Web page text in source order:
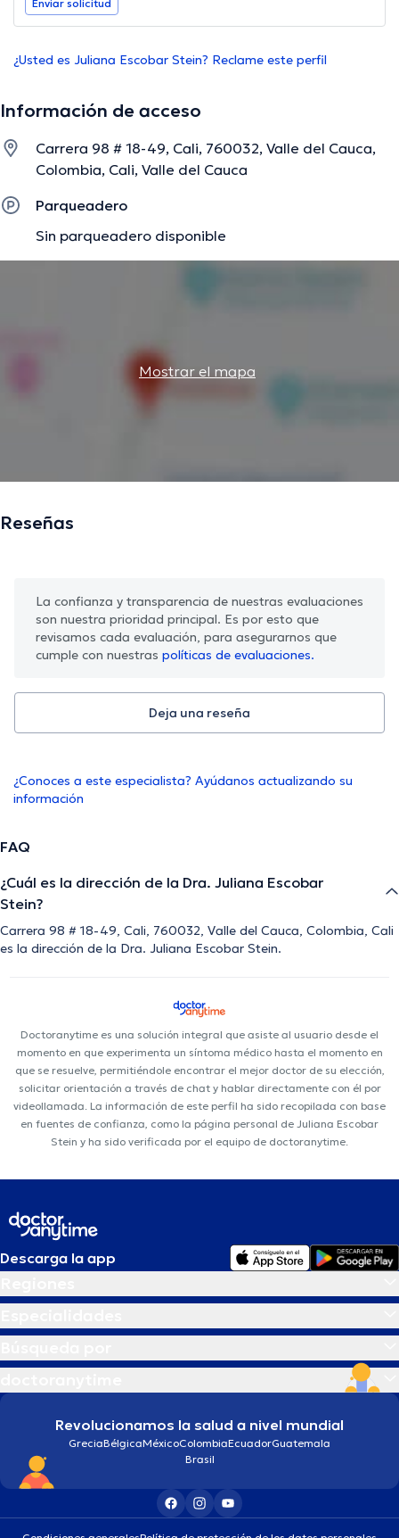
Enviar solicitud
¿Usted es Juliana Escobar Stein? Reclame este perfil
Información de acceso
Carrera 98 # 18-49, Cali, 760032, Valle del Cauca,
Colombia, Cali, Valle del Cauca
Parqueadero
Sin parqueadero disponible
Mostrar el mapa
Reseñas
La confianza y transparencia de nuestras evaluaciones
son nuestra prioridad principal. Es por esto que
revisamos cada evaluación, para asegurarnos que
cumple con nuestras políticas de evaluaciones.
Deja una reseña
¿Conoces a este especialista? Ayúdanos actualizando su
información
FAQ
¿Cuál es la dirección de la Dra. Juliana Escobar
Stein?
Carrera 98 # 18-49, Cali, 760032, Valle del Cauca, Colombia, Cali
es la dirección de la Dra. Juliana Escobar Stein.
Doctoranytime es una solución integral que asiste al usuario desde el
momento en que experimenta un síntoma médico hasta el momento en
que se resuelve, permitiéndole encontrar el mejor doctor de su elección,
solicitar orientación a través de chat y hablar directamente con él por
videollamada. La información de este perfil ha sido recopilada con base
en fuentes de confianza, como la página personal de Juliana Escobar
Stein y ha sido verificada por el equipo de doctoranytime.
Descarga la app
Revolucionamos la salud a nivel mundial
GreciaBélgicaMéxicoColombiaEcuadorGuatemala
Brasil